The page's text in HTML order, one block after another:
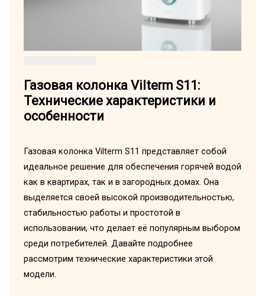
Газовая колонка Vilterm S11:
Технические характеристики и
особенности
Газовая колонка Vilterm S11 представляет собой
идеальное решение для обеспечения горячей водой
как в квартирах, так и в загородных домах. Она
выделяется своей высокой производительностью,
стабильностью работы и простотой в
использовании, что делает её популярным выбором
среди потребителей. Давайте подробнее
рассмотрим технические характеристики этой
модели.